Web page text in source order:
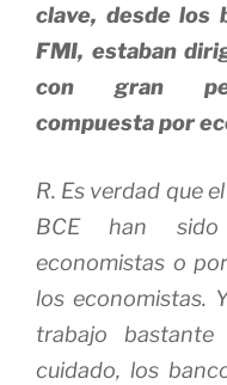
clave, desde los
FMI, estaban
con gran
compuesta por
R. Es verdad que
BCE han
economistas o
los economistas.
trabajo
cuidado, los